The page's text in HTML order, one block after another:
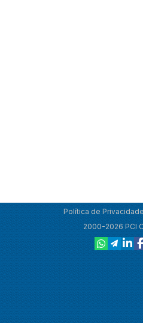
Política de
2000-2026 PCI